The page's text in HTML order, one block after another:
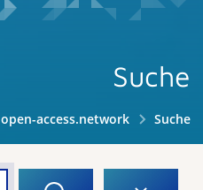
Suche
open-access.network Suche